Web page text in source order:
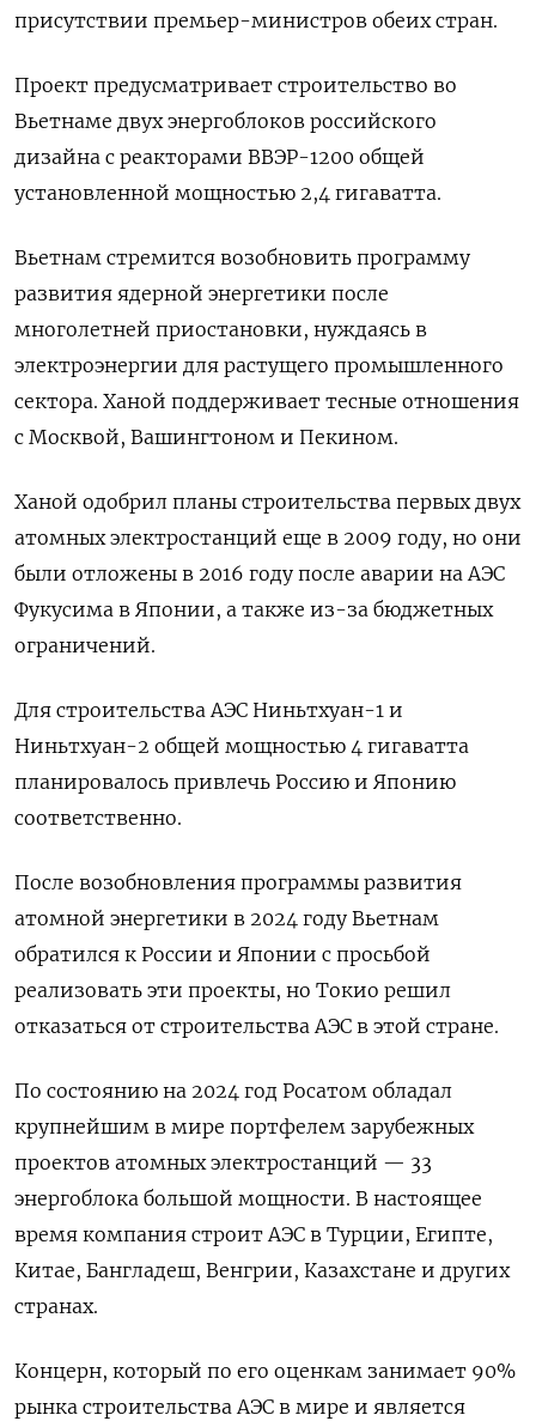
присутствии премьер-министров обеих ​стран.
Проект предусматривает ​строительство во
Вьетнаме ⁠двух энергоблоков российского
дизайна с реакторами ВВЭР-1200 ‌общей
установленной мощностью 2,4 гигаватта.
Вьетнам стремится ‌возобновить программу
развития ядерной энергетики после
многолетней приостановки, нуждаясь в
электроэнергии для ​растущего промышленного
сектора. Ханой поддерживает тесные отношения
с Москвой, ‌Вашингтоном и Пекином.
Ханой одобрил планы строительства первых двух
атомных электростанций ​еще в 2009 году, но они
были отложены в ‌2016 году после аварии на АЭС
Фукусима в Японии, а также из-за бюджетных
ограничений.
Для строительства АЭС Ниньтхуан-1 и ​
Ниньтхуан-2 общей мощностью ​4 гигаватта
планировалось ‌привлечь Россию и Японию
соответственно.
После возобновления программы развития
атомной энергетики ​в 2024 году Вьетнам
обратился к России и Японии с просьбой
реализовать эти проекты, но Токио решил
отказаться от строительства АЭС в этой стране.
По состоянию на 2024 год Росатом обладал
крупнейшим в мире портфелем зарубежных
проектов атомных электростанций — 33
энергоблока большой мощности. В ​настоящее
время компания ⁠строит АЭС в Турции, Египте,
Китае, Бангладеш, Венгрии, Казахстане и других
странах.
Концерн, который по его ‌оценкам занимает 90%
рынка строительства АЭС в мире и ‌является